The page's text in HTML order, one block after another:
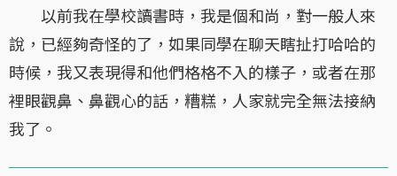
以前我在學校讀書時，我是個和尚，對一般人來
說，已經夠奇怪的了，如果同學在聊天瞎扯打哈哈的
時候，我又表現得和他們格格不入的樣子，或者在那
裡眼觀鼻、鼻觀心的話，糟糕，人家就完全無法接納
我了。